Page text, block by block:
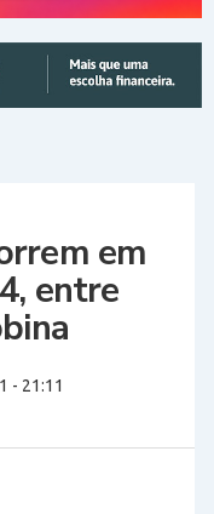
em
entre
- 21:11